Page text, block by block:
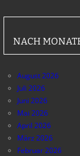
NACH
August 2026
Juli 2026
Juni 2026
Mai 2026
April 2026
März 2026
Februar 2026